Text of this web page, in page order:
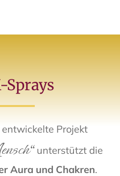
Sprays
Projekt
unterstützt die
Aura und Chakren.